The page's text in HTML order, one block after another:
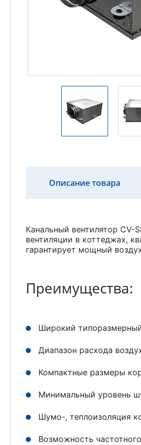
Описание товара
Канальный вентилятор
вентиляции в коттеджах,
гарантирует мощный
Преимущества:
Широкий
Диапазон расхода
Компактные размеры
Минимальный уровень
Шумо-, теплоизоляция
Возможность